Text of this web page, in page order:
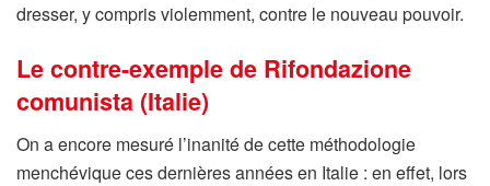
dresser, y compris violemment, contre le nouveau pouvoir.
Le contre-exemple de Rifondazione
comunista (Italie)
On a encore mesuré l’inanité de cette méthodologie
menchévique ces dernières années en Italie : en effet, lors